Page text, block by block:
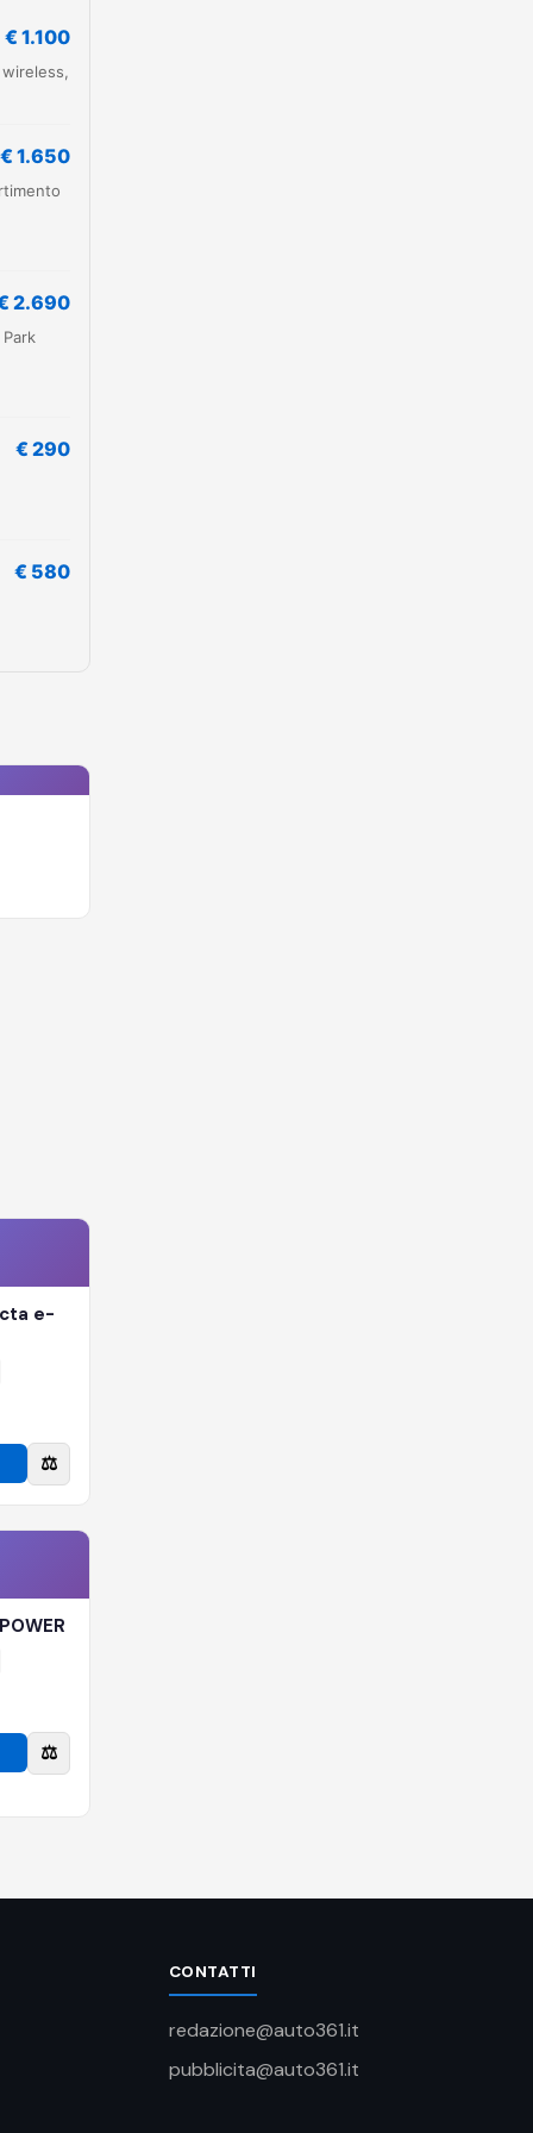
€ 1.100
€ 1.650
2.690
€ 290
€ 580
e-
⚖️
⚖️
CONTATTI
redazione@auto361.it
pubblicita@auto361.it